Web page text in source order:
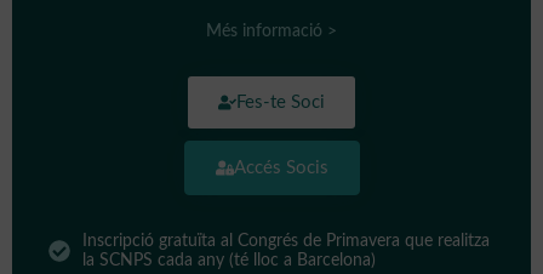
Més informació >
Fes-te Soci
Accés Socis
Inscripció gratuïta al Congrés de Primavera que realitza
la SCNPS cada any (té lloc a Barcelona)